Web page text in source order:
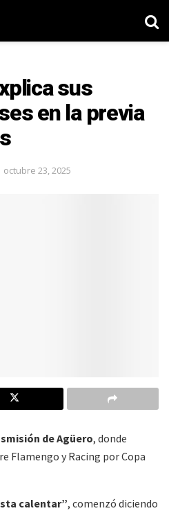
sus
en la previa
octubre 23, 2025
de Agüero, donde
Flamengo y Racing por Copa
calentar”, comenzó diciendo